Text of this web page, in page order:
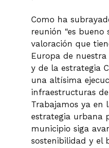
Como ha
reunión “es bueno
valoración que
Europa de
y de la estrategia
una altísima
infraestructuras
Trabajamos ya en
estrategia urbana
municipio siga
sostenibilidad y el